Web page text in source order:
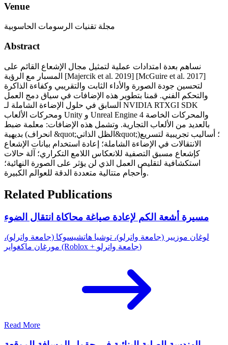
Venue
مجلة تقنيات الرسومات الحاسوبية
Abstract
نساهم بعدة امتدادات عملية لتمثيل مجال الإشعاع القائم على
المسبار مع الرؤية [Majercik et al. 2019] [McGuire et al. 2017]
لتحسين جودة الصورة والأداء الثابت والتقريبي وكفاءة الذاكرة
والتحكم الفني. قمنا بتطوير هذه الإضافات في سياق دمج العمل
السابق في حلول الإضاءة الشاملة لـ NVIDIA RTXGI SDK
ومحركات الألعاب Unity و Unreal Engine 4 والمحركات الخاصة
بالعديد من الألعاب التجارية. وتشمل هذه الإضافات: معلمة ضبط
بديهية (انحراف &quot;الظل الذاتي&quot;)؛ أساليب تجريبية لتسريع
الانتقالات في الإضاءة الشاملة؛ إعادة استخدام بيانات الإشعاع
كإشعاع مسبق التصفية للانعكاس اللامع التكراري؛ آلة حالات
استكشافية لتقليص العمل الذي لن يؤثر على الصورة النهائية؛
وأحجام متتالية متعددة الدقة للعوالم الكبيرة.
Related Publications
مسيرة أشعة الكم لإعادة صياغة محاكاة انتقال الضوء
لوغان موزيير (جامعة واترلو)، توشيا هاتشيسوكا (جامعة واترلو)،
مورغان ماكغواير (Roblox + جامعة واترلو)
Read More